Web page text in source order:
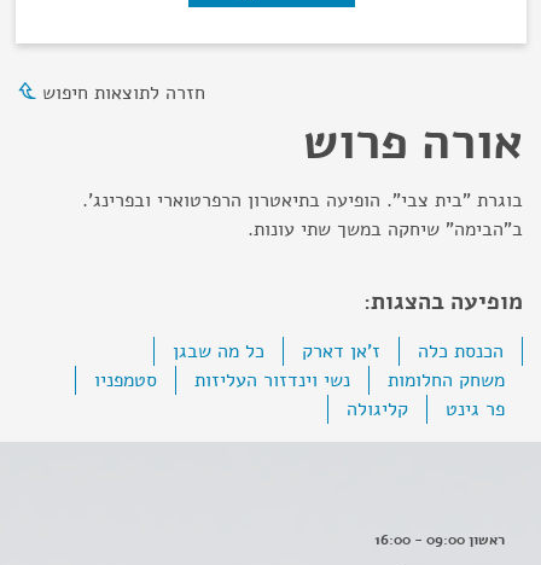
חזרה לתוצאות חיפוש
אורה פרוש
בוגרת "בית צבי". הופיעה בתיאטרון הרפרטוארי ובפרינג'.
ב"הבימה" שיחקה במשך שתי עונות.
מופיעה בהצגות:
הכנסת כלה ז'אן דארק
כל מה שבגן
משחק החלומות
נשי וינדזור העליזות
סטמפניו
פר גינט
קליגולה
ראשון 09:00 - 16:00